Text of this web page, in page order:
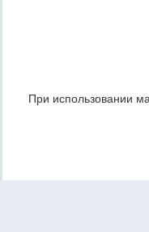
При использовании